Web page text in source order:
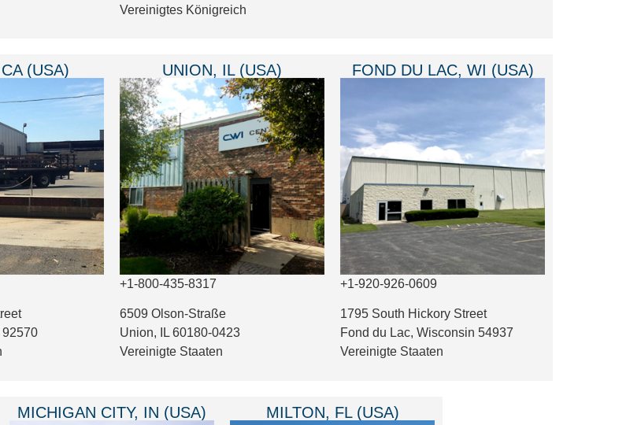
Vereinigtes Königreich
(USA)
92570
UNION, IL (USA)
+1-800-435-8317
6509 Olson-Straße
Union, IL 60180-0423
Vereinigte Staaten
FOND DU LAC, WI (USA)
+1-920-926-0609
1795 South Hickory Street
Fond du Lac, Wisconsin 54937
Vereinigte Staaten
MICHIGAN CITY, IN (USA) MILTON, FL (USA)